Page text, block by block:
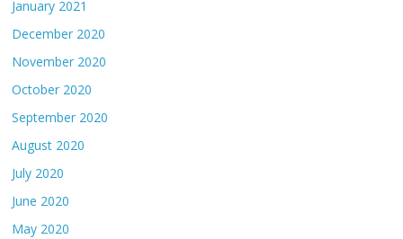
January 2021
December 2020
November 2020
October 2020
September 2020
August 2020
July 2020
June 2020
May 2020